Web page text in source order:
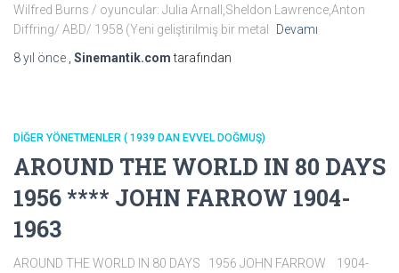
Wilfred Burns / oyuncular: Julia Arnall,Sheldon Lawrence,Anton
Diffring/ ABD/ 1958 (Yeni geliştirilmiş bir metal
Devamı
8 yıl önce Sinemantik.comtarafından
DİĞER YÖNETMENLER ( 1939 DAN EVVEL DOĞMUŞ)
AROUND THE WORLD IN 80 DAYS
1956 **** JOHN FARROW 1904-
1963
AROUND THE WORLD IN 80 DAYS 1956 JOHN FARROW 1904-